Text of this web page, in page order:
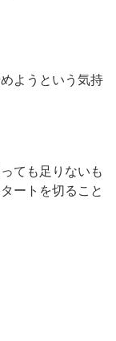
ようという気持
ても足りないも
ートを切ること